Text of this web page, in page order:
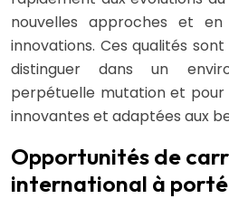
nouvelles approches et
innovations. Ces qualités
distinguer dans un
perpétuelle mutation et pour
innovantes et adaptées aux
Opportunités de
international à